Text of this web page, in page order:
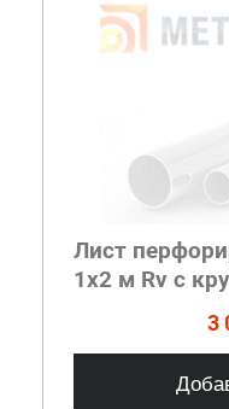
Лист
1х2 м Rv с
3